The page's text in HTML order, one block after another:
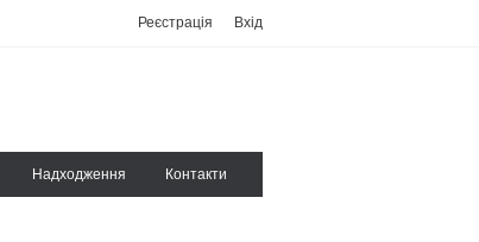
Надходження Контакти
Реєстрація Вхід